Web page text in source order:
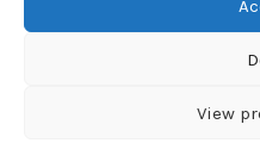
View
Kommer att användas i